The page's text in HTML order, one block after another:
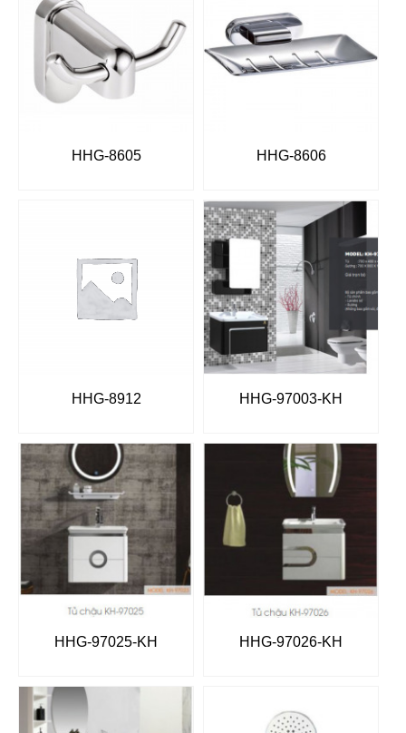
HHG-8605 HHG-8606
HHG-8912 HHG-97003-KH
HHG-97025-KH HHG-97026-KH